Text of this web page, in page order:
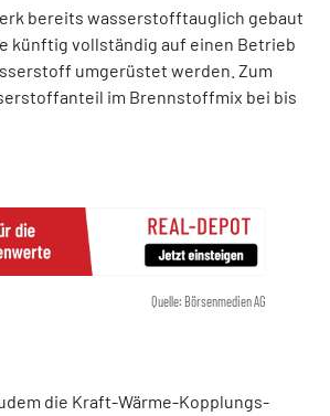
bereits wasserstofftauglich gebaut
künftig vollständig auf einen Betrieb
umgerüstet werden. Zum
im Brennstoffmix bei bis
Quelle: Börsenmedien AG
die Kraft-Wärme-Kopplungs-